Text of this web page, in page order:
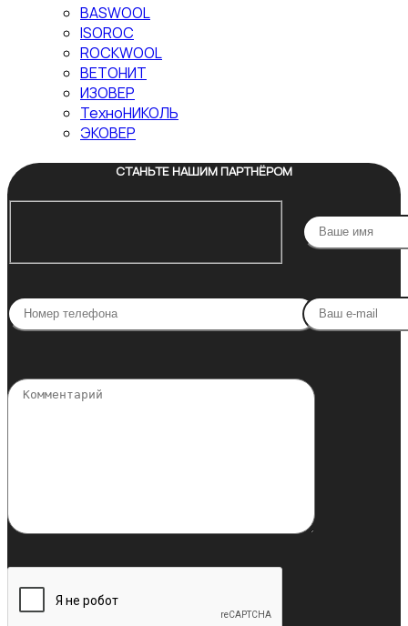
BASWOOL
ISOROC
ROCKWOOL
ВЕТОНИТ
ИЗОВЕР
ТехноНИКОЛЬ
ЭКОВЕР
СТАНЬТЕ НАШИМ ПАРТНЁРОМ